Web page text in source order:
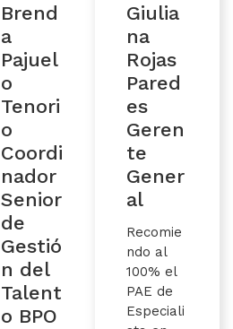
Brend
a
Pajuel
o
Tenori
o
Coordi
nador
Senior
de
Gestió
n del
Talent
o BPO
Giulia
na
Rojas
Pared
es
Geren
te
Gener
al
Recomie
ndo al
100% el
PAE de
Especiali